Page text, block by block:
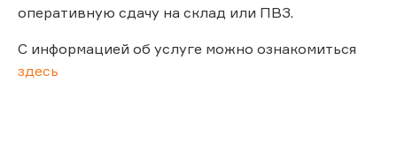
оперативную сдачу на склад или ПВЗ.
С информацией об услуге можно ознакомиться
здесь